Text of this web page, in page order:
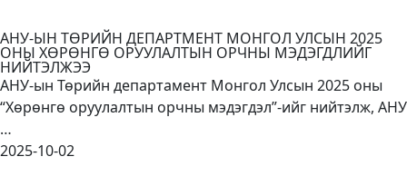
АНУ-ЫН ТӨРИЙН ДЕПАРТМЕНТ МОНГОЛ УЛСЫН 2025
ОНЫ ХӨРӨНГӨ ОРУУЛАЛТЫН ОРЧНЫ МЭДЭГДЛИЙГ
НИЙТЭЛЖЭЭ
АНУ-ын Төрийн департамент Монгол Улсын 2025 оны
“Хөрөнгө оруулалтын орчны мэдэгдэл”-ийг нийтэлж, АНУ
…
2025-10-02